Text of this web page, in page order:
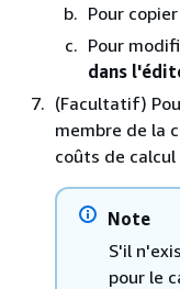
Pour
Pour
dans
(Facultatif)
membre de la
coûts de
Note
S'il
pour le